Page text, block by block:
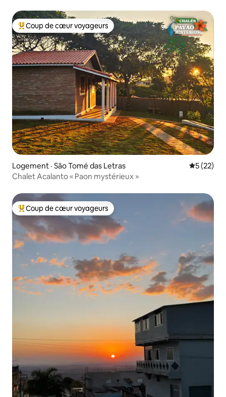
Coup de cœur voyageurs parmi les plus aimés
Coup de cœur voyageurs
Logement · São Tomé das Letras Note
5 (22)
Chalet Acalanto « Paon mystérieux »
Coup de cœur voyageurs parmi les plus aimés
Coup de cœur voyageurs